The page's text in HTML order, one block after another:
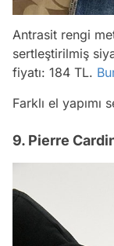
Antrasit rengi
sertleştirilmiş
fiyatı: 184 TL.
Farklı el yapımı
9. Pierre